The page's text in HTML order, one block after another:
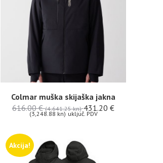
Colmar muška skijaška jakna
616.00€ (4,641.25 kn) 431.20 €
(3,248.88 kn) uključ. PDV
Akcija!